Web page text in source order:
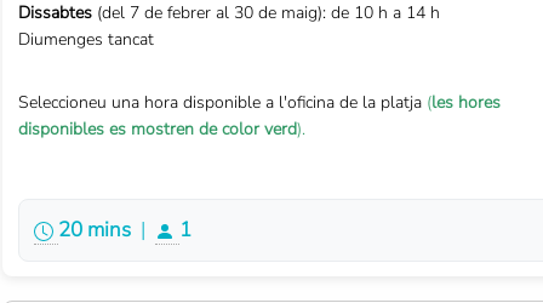
Dissabtes (del 7 de febrer al 30 de maig): de 10 h a 14 h
Diumenges tancat
Seleccioneu una hora disponible a l'oficina de la platja (les hores
disponibles es mostren de color verd).
20 mins | 1